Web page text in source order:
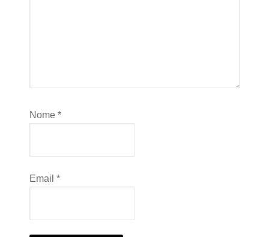
Nome *
Email *